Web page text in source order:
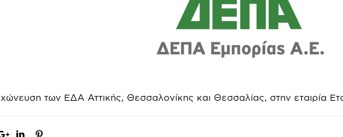
των ΕΔΑ Αττικής, Θεσσαλονίκης και Θεσσαλίας, στην εταιρία